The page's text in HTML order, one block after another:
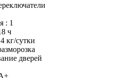
: 1
ч
кг/сутки
дверей